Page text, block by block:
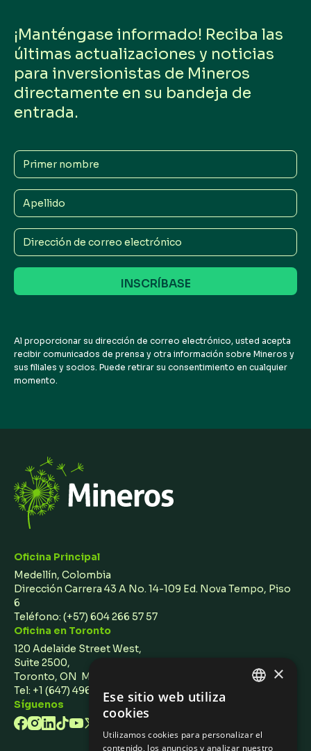
Q1 2026Presentación Resultados
Q1 2026Webcast presentación de resultados
¡Manténgase informado! Reciba las
últimas actualizaciones y noticias
para inversionistas de Mineros
directamente en su bandeja de
entrada.
Primer
nombre
Apellido
Dirección
de
correo
electrónico
Al proporcionar su dirección de correo electrónico, usted acepta
recibir comunicados de prensa y otra información sobre Mineros y
sus filiales y socios. Puede retirar su consentimiento en cualquier
momento.
Oficina Principal
Medellín, Colombia
Dirección Carrera 43 A No. 14-109 Ed. Nova Tempo, Piso
6
Teléfono: (+57) 604 266 57 57
Oficina en Toronto
120 Adelaide Street West,
Suite 2500,
Toronto, ON M5H 1T1 Canada
Tel: +1 (647) 496 3011
Síguenos
×
Ese sitio web utiliza
cookies
Utilizamos cookies para personalizar el
contenido, los anuncios y analizar nuestro